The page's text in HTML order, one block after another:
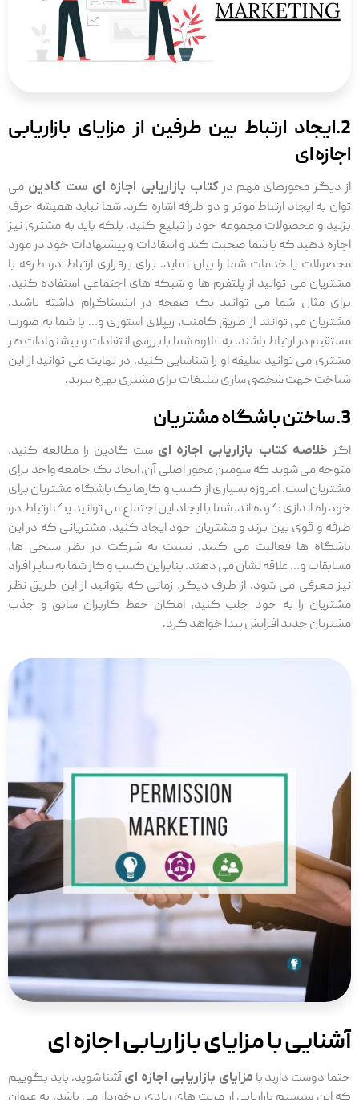
2.ایجاد ارتباط بین طرفین از مزایای بازاریابی
اجازه ای
از دیگر محورهای مهم درکتاب بازاریابی اجازه ای ست گادین می
توان به ایجاد ارتباط موثر و دو طرفه اشاره کرد. شما نباید همیشه حرف
بزنید و محصولات مجموعه خود را تبلیغ کنید. بلکه باید به مشتری نیز
اجازه دهید که با شما صحبت کند و انتقادات و پیشنهادات خود در مورد
محصولات یا خدمات شما را بیان نماید. برای برقراری ارتباط دو طرفه با
مشتریان می توانید از پلتفرم ها و شبکه های اجتماعی استفاده کنید.
برای مثال شما می توانید یک صفحه در اینستاگرام داشته باشید.
مشتریان می توانند از طریق کامنت، ریپلای استوری و… با شما به صورت
مستقیم در ارتباط باشند. به علاوه شما با بررسی انتقادات و پیشنهادات هر
مشتری می توانید سلیقه او را شناسایی کنید. در نهایت می توانید از این
شناخت جهت شخصی سازی تبلیغات برای مشتری بهره ببرید.
3.ساختن باشگاه مشتریان
اگر خلاصه کتاب بازاریابی اجازه ای ست گادین را مطالعه کنید،
متوجه می شوید که سومین محور اصلی آن، ایجاد یک جامعه واحد برای
مشتریان است. امروزه بسیاری از کسب و کارها یک باشگاه مشتریان برای
خود راه اندازی کرده اند. شما با ایجاد این اجتماع می توانید یک ارتباط دو
طرفه و قوی بین برند و مشتریان خود ایجاد کنید. مشتریانی که در این
باشگاه ها فعالیت می کنند، نسبت به شرکت در نظر سنجی ها،
مسابقات و… علاقه نشان می دهند. بنابراین کسب و کار شما به سایر افراد
نیز معرفی می شود. از طرف دیگر، زمانی که بتوانید از این طریق نظر
مشتریان را به خود جلب کنید، امکان حفظ کاربران سابق و جذب
مشتریان جدید افزایش پیدا خواهد کرد.
آشنایی با مزایای بازاریابی اجازه ای
حتما دوست دارید با مزایای بازاریابی اجازه ای آشنا شوید. باید بگوییم